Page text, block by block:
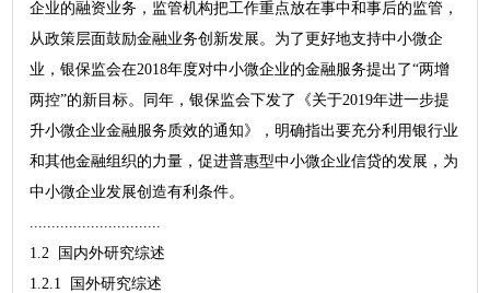
企业的融资业务，监管机构把工作重点放在事中和事后的监管，
从政策层面鼓励金融业务创新发展。为了更好地支持中小微企
业，银保监会在2018年度对中小微企业的金融服务提出了“两增
两控”的新目标。同年，银保监会下发了《关于2019年进一步提
升小微企业金融服务质效的通知》，明确指出要充分利用银行业
和其他金融组织的力量，促进普惠型中小微企业信贷的发展，为
中小微企业发展创造有利条件。
1.2 国内外研究综述
1.2.1 国外研究综述